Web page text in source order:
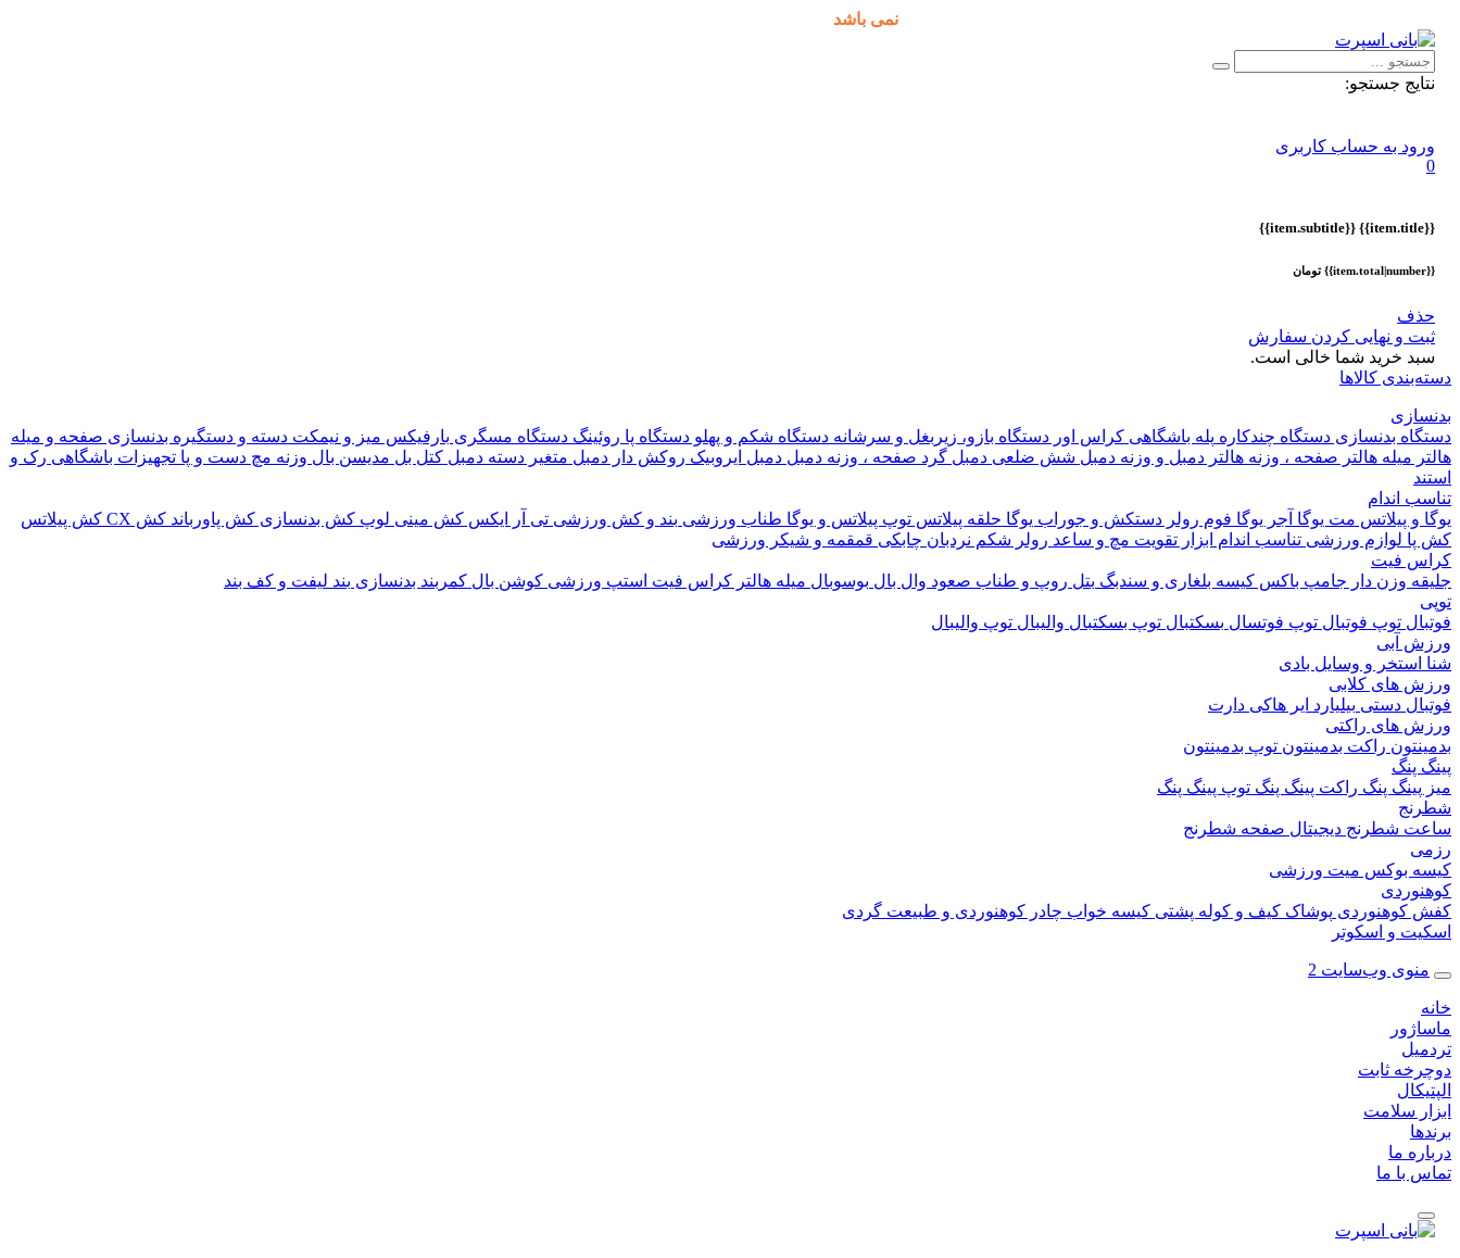
نمی باشد
نتایج جستجو:
ورود به حساب کاربری
0
{{item.title}}
{{item.subtitle}}
{{item.total|number}} تومان
حذف
ثبت و نهایی کردن سفارش
سبد خرید شما خالی است.
دسته‌بندی کالاها
بدنسازی
دستگاه بدنسازی دستگاه چندکاره پله باشگاهی کراس اور دستگاه بازو، زیربغل و سرشانه دستگاه شکم و پهلو دستگاه پا روئینگ دستگاه مسگری بارفیکس میز و نیمکت دسته و دستگیره بدنسازی صفحه و میله
هالتر میله هالتر صفحه ، وزنه هالتر دمبل و وزنه دمبل شش ضلعی دمبل گرد صفحه ، وزنه دمبل دمبل ایروبیک روکش دار دمبل متغیر دسته دمبل کتل بل مدیسن بال وزنه مچ دست و پا تجهیزات باشگاهی رک و
استند
تناسب اندام
یوگا و پیلاتس مت یوگا آجر یوگا فوم رولر دستکش و جوراب یوگا حلقه پیلاتس توپ پیلاتس و یوگا طناب ورزشی بند و کش ورزشی تی آر ایکس کش مینی لوپ کش بدنسازی کش پاورباند کش CX
کش پیلاتس
کش پا لوازم ورزشی تناسب اندام ابزار تقویت مچ و ساعد رولر شکم نردبان چابکی قمقمه و شیکر ورزشی
کراس فیت
جلیقه وزن دار جامپ باکس کیسه بلغاری و سندبگ بتل روپ و طناب صعود وال بال بوسوبال میله هالتر کراس فیت استپ ورزشی کوشن بال کمربند بدنسازی بند لیفت و کف بند
توپی
فوتبال توپ فوتبال توپ فوتسال بسکتبال توپ بسکتبال والیبال توپ والیبال
ورزش آبی
شنا استخر و وسایل بادی
ورزش های کلابی
فوتبال دستی بیلیارد ایر هاکی دارت
ورزش های راکتی
بدمینتون راکت بدمینتون توپ بدمینتون
پینگ پنگ
میز پینگ پنگ راکت پینگ پنگ توپ پینگ پنگ
شطرنج
ساعت شطرنج دیجیتال صفحه شطرنج
رزمی
کیسه بوکس میت ورزشی
کوهنوردی
کفش کوهنوردی پوشاک کیف و کوله پشتی کیسه خواب چادر کوهنوردی و طبیعت گردی
اسکیت و اسکوتر
منوی وب‌سایت 2
خانه
ماساژور
تردمیل
دوچرخه ثابت
الپتیکال
ابزار سلامت
برندها
درباره ما
تماس با ما